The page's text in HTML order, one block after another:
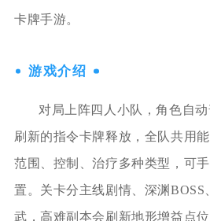
卡牌手游。
游戏介绍
对局上阵四人小队，角色自
刷新的指令卡牌释放，全队共用
范围、控制、治疗多种类型，可
置。关卡分主线剧情、深渊
武，高难副本会刷新地形增益点